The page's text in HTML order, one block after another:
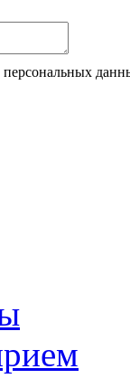
персональных